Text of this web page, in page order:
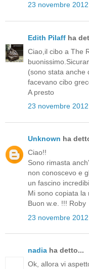
23 novembre
Edith Pilaff ha
Ciao,il cibo a The
(sono stata anche
facevano cibo
A presto
23 novembre
Unknown ha
Ciao!!
Sono rimasta
non conoscevo e
un fascino
Mi sono copiata la
Buon w.e. !!! Roby
23 novembre
nadia ha detto...
Ok, allora vi